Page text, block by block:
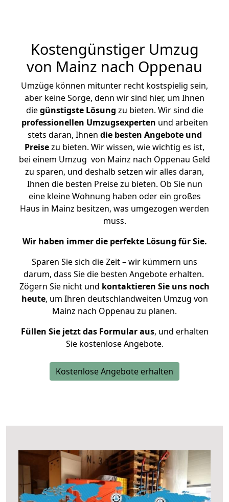
Kostengünstiger Umzug
von Mainz nach Oppenau
Umzüge können mitunter recht kostspielig sein,
aber keine Sorge, denn wir sind hier, um Ihnen
diegünstigste Lösung zu bieten. Wir sind die
professionellen Umzugsexperten und arbeiten
stets daran, Ihnen die besten Angebote und
Preisezu bieten. Wir wissen, wie wichtig es ist,
bei einem Umzug von Mainz nach Oppenau Geld
zu sparen, und deshalb setzen wir alles daran,
Ihnen die besten Preise zu bieten. Ob Sie nun
eine kleine Wohnung haben oder ein großes
Haus in Mainz besitzen, was umgezogen werden
muss.
Wir haben immer die perfekte Lösung für Sie.
Sparen Sie sich die Zeit – wir kümmern uns
darum, dass Sie die besten Angebote erhalten.
Zögern Sie nicht und kontaktieren Sie uns noch
heute, um Ihren deutschlandweiten Umzug von
Mainz nach Oppenau zu planen.
Füllen Sie jetzt das Formular aus, und erhalten
Sie kostenlose Angebote.
Kostenlose Angebote erhalten